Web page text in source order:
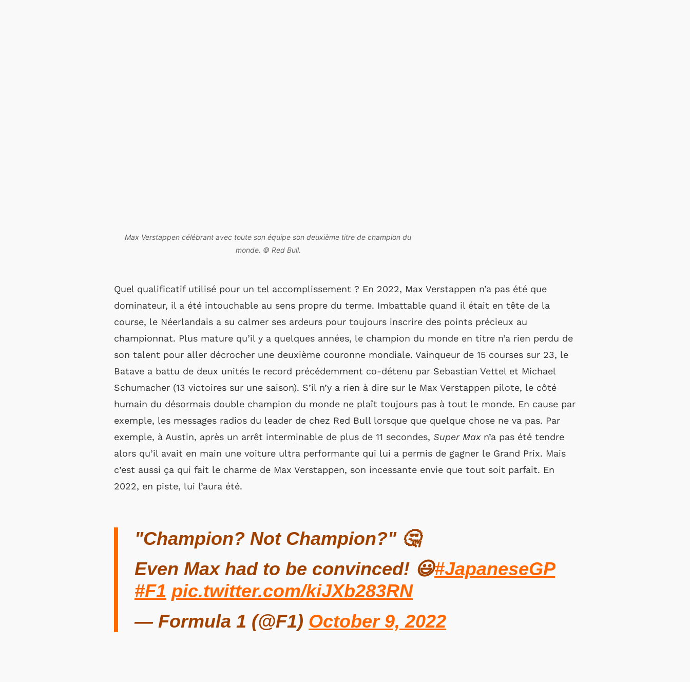
Max Verstappen célébrant avec toute son équipe son deuxième titre de champion du
monde. © Red Bull.
Quel qualificatif utilisé pour un tel accomplissement ? En 2022, Max Verstappen n’a pas été que
dominateur, il a été intouchable au sens propre du terme. Imbattable quand il était en tête de la
course, le Néerlandais a su calmer ses ardeurs pour toujours inscrire des points précieux au
championnat. Plus mature qu’il y a quelques années, le champion du monde en titre n’a rien perdu de
son talent pour aller décrocher une deuxième couronne mondiale. Vainqueur de 15 courses sur 23, le
Batave a battu de deux unités le record précédemment co-détenu par Sebastian Vettel et Michael
Schumacher (13 victoires sur une saison). S’il n’y a rien à dire sur le Max Verstappen pilote, le côté
humain du désormais double champion du monde ne plaît toujours pas à tout le monde. En cause par
exemple, les messages radios du leader de chez Red Bull lorsque que quelque chose ne va pas. Par
exemple, à Austin, après un arrêt interminable de plus de 11 secondes, Super Maxn’a pas été tendre
alors qu’il avait en main une voiture ultra performante qui lui a permis de gagner le Grand Prix. Mais
c’est aussi ça qui fait le charme de Max Verstappen, son incessante envie que tout soit parfait. En
2022, en piste, lui l’aura été.
"Champion? Not Champion?" 🤔
Even Max had to be convinced! 😃#JapaneseGP
#F1 pic.twitter.com/kiJXb283RN
— Formula 1 (@F1) October 9, 2022